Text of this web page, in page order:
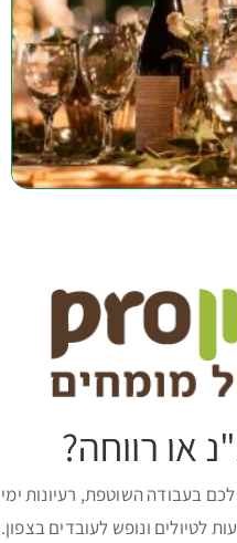
או רווחה?
בעבודה השוטפת, רעיונות ימי
לטיולים ונופש לעובדים בצפון.